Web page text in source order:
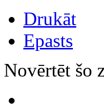
Drukāt
Epasts
Novērtēt šo